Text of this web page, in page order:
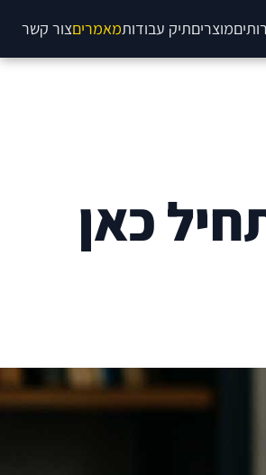
מוצריםתיק עבודותמאמריםצור קשר
כאן